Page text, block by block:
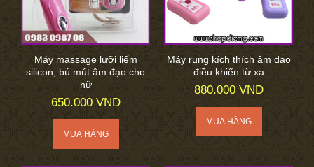
Máy massage lưỡi liếm
silicon, bú mút âm đạo cho
nữ
650.000 VND
Máy rung kích thích âm đạo
điều khiển từ xa
880.000 VND